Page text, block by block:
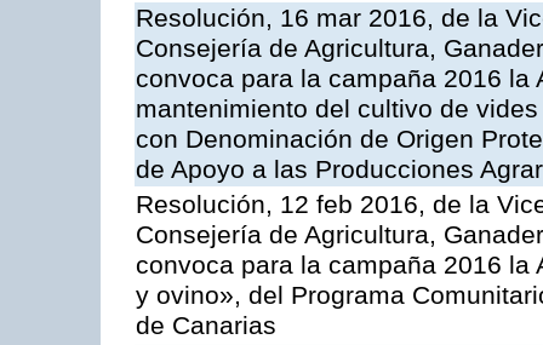
Resolución, 16 mar 2016, de la
Consejería de Agricultura,
convoca para la campaña 2016
mantenimiento del cultivo de
con Denominación de Origen
de Apoyo a las Producciones
Resolución, 12 feb 2016, de la
Consejería de Agricultura,
convoca para la campaña 2016
y ovino», del Programa
de Canarias